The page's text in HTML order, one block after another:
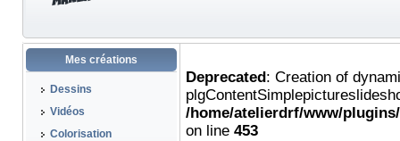
Mes créations
Dessins
Vidéos
Colorisation
Deprecated: Creation of
/home/atelierdrf/www/
on line 453